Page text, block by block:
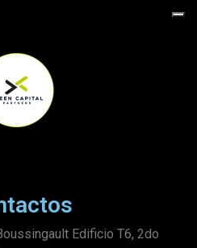
Edificio T6, 2do